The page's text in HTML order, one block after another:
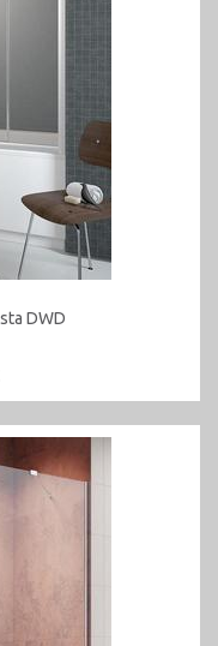
DWD